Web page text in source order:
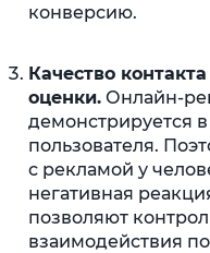
конверсию.
Качество
оценки. Онлайн-
демонстрируется
пользователя.
с рекламой у
негативная
позволяют
взаимодействия